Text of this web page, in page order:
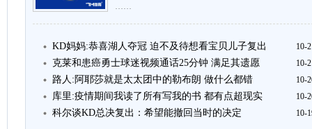
……
KD妈妈:恭喜湖人夺冠 迫不及待想看宝贝儿子复出 10-
克莱和患癌勇士球迷视频通话25分钟 满足其遗愿 10-
路人:阿耶莎就是太太团中的勒布朗 做什么都错 10-
库里:疫情期间我读了所有写我的书 都有点超现实 10-
科尔谈KD总决复出：希望能撤回当时的决定 10-